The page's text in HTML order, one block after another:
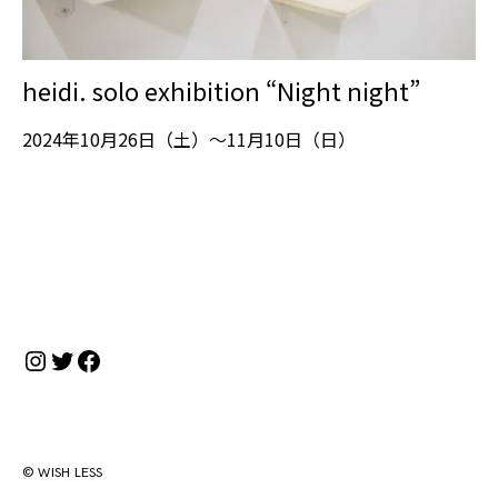
heidi. solo exhibition “Night night”
2024年10月26日（土）～11月10日（日）
Instagram
Twitter
Facebook
© WISH LESS